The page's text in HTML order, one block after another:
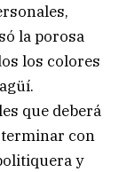
la porosa
los colores
que deberá
con
y